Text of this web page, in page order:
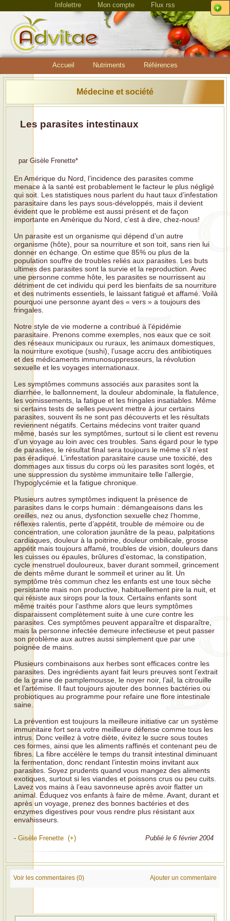
Infolettre Mon compte Flux rss
Accueil Nutriments Références
Médecine et société
Les parasites intestinaux
par Gisèle Frenette*
En Amérique du Nord, l’incidence des parasites comme
menace à la santé est probablement le facteur le plus négligé
qui soit. Les statistiques nous parlent du haut taux d’infestation
parasitaire dans les pays sous-développés, mais il devient
évident que le problème est aussi présent et de façon
importante en Amérique du Nord, c’est à dire, chez-nous!
Un parasite est un organisme qui dépend d’un autre
organisme (hôte), pour sa nourriture et son toit, sans rien lui
donner en échange. On estime que 85% ou plus de la
population souffre de troubles reliés aux parasites. Les buts
ultimes des parasites sont la survie et la reproduction. Avec
une personne comme hôte, les parasites se nourrissent au
détriment de cet individu qui perd les bienfaits de sa nourriture
et des nutriments essentiels, le laissant fatigué et affamé. Voilà
pourquoi une personne ayant des « vers » a toujours des
fringales.
Notre style de vie moderne a contribué à l’épidémie
parasitaire. Prenons comme exemples, nos eaux que ce soit
des réseaux municipaux ou ruraux, les animaux domestiques,
la nourriture exotique (sushi), l’usage accru des antibiotiques
et des médicaments immunosuppresseurs, la révolution
sexuelle et les voyages internationaux.
Les symptômes communs associés aux parasites sont la
diarrhée, le ballonnement, la douleur abdominale, la flatulence,
les vomissements, la fatigue et les fringales insatiables. Même
si certains tests de selles peuvent mettre à jour certains
parasites, souvent ils ne sont pas découverts et les résultats
reviennent négatifs. Certains médecins vont traiter quand
même, basés sur les symptômes, surtout si le client est revenu
d’un voyage au loin avec ces troubles. Sans égard pour le type
de parasites, le résultat final sera toujours le même s'il n’est
pas éradiqué. L’infestation parasitaire cause une toxicité, des
dommages aux tissus du corps où les parasites sont logés, et
une suppression du système immunitaire telle l’allergie,
l’hypoglycémie et la fatigue chronique.
Plusieurs autres symptômes indiquent la présence de
parasites dans le corps humain : démangeaisons dans les
oreilles, nez ou anus, dysfonction sexuelle chez l’homme,
réflexes ralentis, perte d’appétit, trouble de mémoire ou de
concentration, une coloration jaunâtre de la peau, palpitations
cardiaques, douleur à la poitrine, douleur ombilicale, grosse
appétit mais toujours affamé, troubles de vision, douleurs dans
les cuisses ou épaules, brûlures d’estomac, la constipation,
cycle menstruel douloureux, baver durant sommeil, grincement
de dents même durant le sommeil et uriner au lit. Un
symptôme très commun chez les enfants est une toux sèche
persistante mais non productive, habituellement pire la nuit, et
qui résiste aux sirops pour la toux. Certains enfants sont
même traités pour l’asthme alors que leurs symptômes
disparaissent complètement suite à une cure contre les
parasites. Ces symptômes peuvent apparaître et disparaître,
mais la personne infectée demeure infectieuse et peut passer
son problème aux autres aussi simplement que par une
poignée de mains.
Plusieurs combinaisons aux herbes sont efficaces contre les
parasites. Des ingrédients ayant fait leurs preuves sont l’extrait
de la graine de pamplemousse, le noyer noir, l’ail, la citrouille
et l’artémise. Il faut toujours ajouter des bonnes bactéries ou
probiotiques au programme pour refaire une flore intestinale
saine.
La prévention est toujours la meilleure initiative car un système
immunitaire fort sera votre meilleure défense comme tous les
intrus. Donc veillez à votre diète, évitez le sucre sous toutes
ces formes, ainsi que les aliments raffinés et contenant peu de
fibres. La fibre accélère le temps du transit intestinal diminuant
la fermentation, donc rendant l’intestin moins invitant aux
parasites. Soyez prudents quand vous mangez des aliments
exotiques, surtout si les viandes et poissons crus ou peu cuits.
Lavez vos mains à l’eau savonneuse après avoir flatter un
animal. Éduquez vos enfants à faire de même. Avant, durant et
après un voyage, prenez des bonnes bactéries et des
enzymes digestives pour vous rendre plus résistant aux
envahisseurs.
- Gisèle Frenette (+) Publié le 6 février 2004
Voir les commentaires (0) Ajouter un commentaire